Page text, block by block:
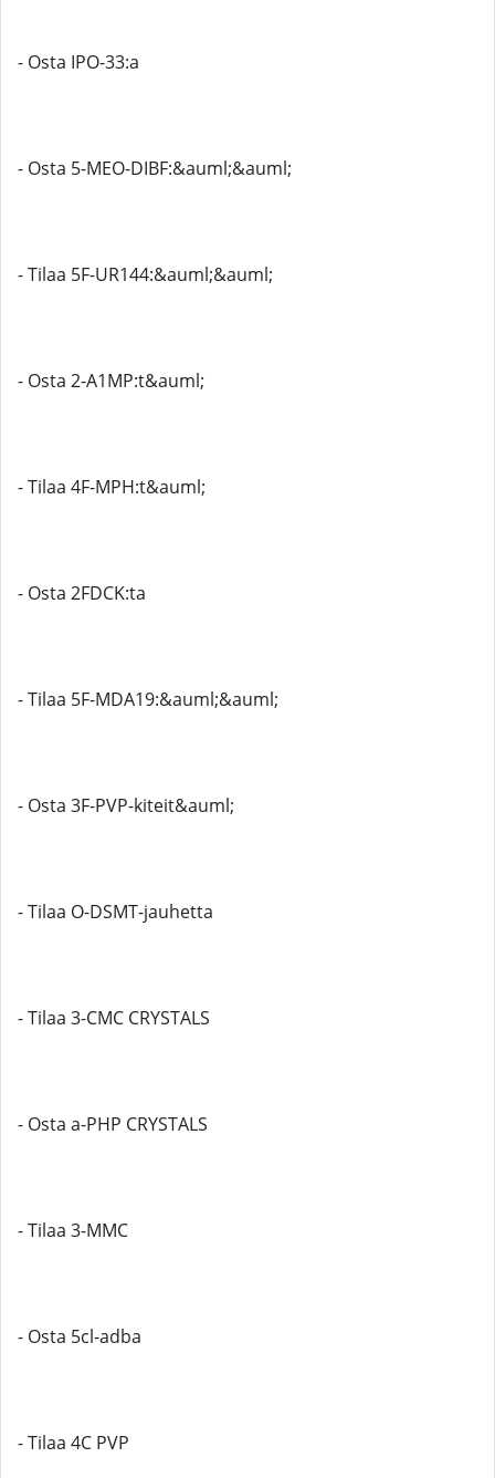
- Osta IPO-33:a
- Osta 5-MEO-DIBF:&auml;&auml;
- Tilaa 5F-UR144:&auml;&auml;
- Osta 2-A1MP:t&auml;
- Tilaa 4F-MPH:t&auml;
- Osta 2FDCK:ta
- Tilaa 5F-MDA19:&auml;&auml;
- Osta 3F-PVP-kiteit&auml;
- Tilaa O-DSMT-jauhetta
- Tilaa 3-CMC CRYSTALS
- Osta a-PHP CRYSTALS
- Tilaa 3-MMC
- Osta 5cl-adba
- Tilaa 4C PVP